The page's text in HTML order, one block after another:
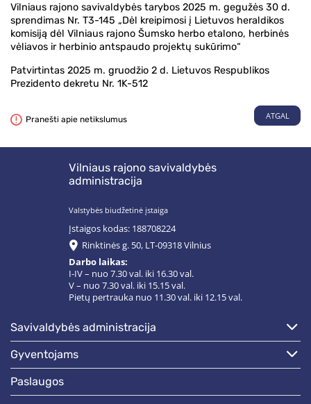
Vilniaus rajono savivaldybės tarybos 2025 m. gegužės 30 d.
sprendimas Nr. T3-145 „Dėl kreipimosi į Lietuvos heraldikos
komisiją dėl Vilniaus rajono Šumsko herbo etalono, herbinės
vėliavos ir herbinio antspaudo projektų sukūrimo“
Patvirtintas 2025 m. gruodžio 2 d. Lietuvos Respublikos
Prezidento dekretu Nr. 1K-512
Pranešti apie netikslumus ATGAL
Vilniaus rajono savivaldybės
administracija
Valstybės biudžetinė įstaiga
Įstaigos kodas: 188708224
Rinktinės g. 50, LT-09318 Vilnius
Darbo laikas:
I-IV – nuo 7.30 val. iki 16.30 val.
V – nuo 7.30 val. iki 15.15 val.
Pietų pertrauka nuo 11.30 val. iki 12.15 val.
savivaldybės administracija
gyventojams
paslaugos